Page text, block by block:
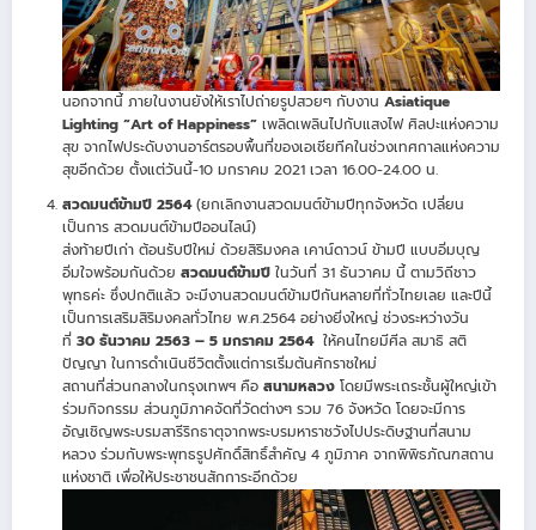
นอกจากนี้ ภายในงานยังให้เราไปถ่ายรูปสวยๆ กับงาน Asiatique
Lighting “Art of Happiness” เพลิดเพลินไปกับแสงไฟ ศิลปะแห่งความ
สุข จากไฟประดับงานอาร์ตรอบพื้นที่ของเอเชียทีคในช่วงเทศกาลแห่งความ
สุขอีกด้วย ตั้งแต่วันนี้-10 มกราคม 2021 เวลา 16.00-24.00 น.
สวดมนต์ข้ามปี 2564(ยกเลิกงานสวดมนต์ข้ามปีทุกจังหวัด เปลี่ยน
เป็นการ สวดมนต์ข้ามปีออนไลน์)
ส่งท้ายปีเก่า ต้อนรับปีใหม่ ด้วยสิริมงคล เคาน์ดาวน์ ข้ามปี แบบอิ่มบุญ
อิ่มใจพร้อมกันด้วย สวดมนต์ข้ามปี ในวันที่ 31 ธันวาคม นี้ ตามวิถีชาว
พุทธค่ะ ซึ่งปกติแล้ว จะมีงานสวดมนต์ข้ามปีกันหลายที่ทั่วไทยเลย และปีนี้
เป็นการเสริมสิริมงคลทั่วไทย พ.ศ.2564 อย่างยิ่งใหญ่ ช่วงระหว่างวัน
ที่ 30 ธันวาคม 2563 – 5 มกราคม 2564ให้คนไทยมีศีล สมาธิ สติ
ปัญญา ในการดำเนินชีวิตตั้งแต่การเริ่มต้นศักราชใหม่
สถานที่ส่วนกลางในกรุงเทพฯ คือ สนามหลวง โดยมีพระเถระชั้นผู้ใหญ่เข้า
ร่วมกิจกรรม ส่วนภูมิภาคจัดที่วัดต่างๆ รวม 76 จังหวัด โดยจะมีการ
อัญเชิญพระบรมสารีริกธาตุจากพระบรมหาราชวังไปประดิษฐานที่สนาม
หลวง ร่วมกับพระพุทธรูปศักดิ์สิทธิ์สำคัญ 4 ภูมิภาค จากพิพิธภัณฑสถาน
แห่งชาติ เพื่อให้ประชาชนสักการะอีกด้วย